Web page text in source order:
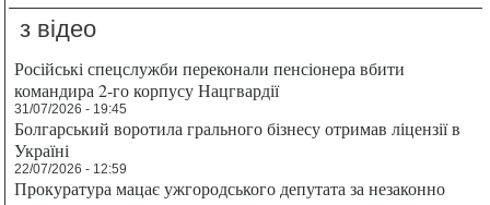
з відео
Російські спецслужби переконали пенсіонера вбити
командира 2-го корпусу Нацгвардії
31/07/2026 - 19:45
Болгарський воротила грального бізнесу отримав ліцензії в
Україні
22/07/2026 - 12:59
Прокуратура мацає ужгородського депутата за незаконно